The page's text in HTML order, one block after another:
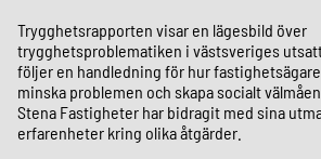
Trygghetsrapporten visar en lägesbild över
trygghetsproblematiken i västsveriges
följer en handledning för hur
minska problemen och skapa socialt
Stena Fastigheter har bidragit med sina
erfarenheter kring olika åtgärder.